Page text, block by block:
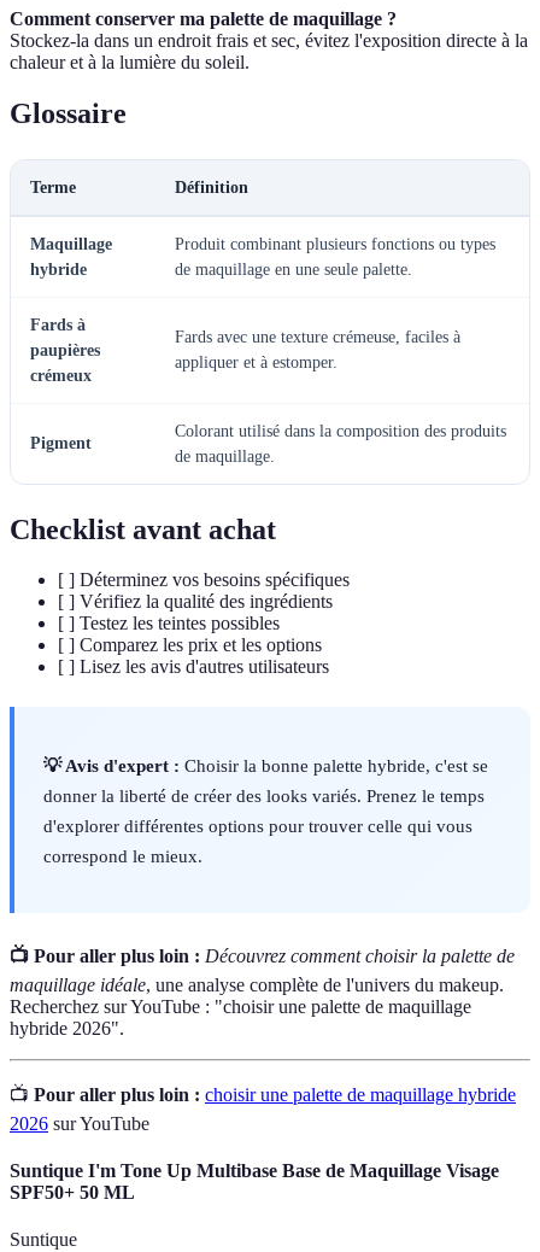
Comment conserver ma palette de maquillage ?
Stockez-la dans un endroit frais et sec, évitez l'exposition directe à la
chaleur et à la lumière du soleil.
Glossaire
Terme Définition
Maquillage
hybride
Produit combinant plusieurs fonctions ou types
de maquillage en une seule palette.
Fards à
paupières
crémeux
Fards avec une texture crémeuse, faciles à
appliquer et à estomper.
Pigment
Colorant utilisé dans la composition des produits
de maquillage.
Checklist avant achat
[ ] Déterminez vos besoins spécifiques
[ ] Vérifiez la qualité des ingrédients
[ ] Testez les teintes possibles
[ ] Comparez les prix et les options
[ ] Lisez les avis d'autres utilisateurs
💡 Avis d'expert : Choisir la bonne palette hybride, c'est se
donner la liberté de créer des looks variés. Prenez le temps
d'explorer différentes options pour trouver celle qui vous
correspond le mieux.
📺 Pour aller plus loin : Découvrez comment choisir la palette de
maquillage idéale, une analyse complète de l'univers du makeup.
Recherchez sur YouTube : "choisir une palette de maquillage
hybride 2026".
📺 Pour aller plus loin : choisir une palette de maquillage hybride
2026 sur YouTube
Suntique I'm Tone Up Multibase Base de Maquillage Visage
SPF50+ 50 ML
Suntique